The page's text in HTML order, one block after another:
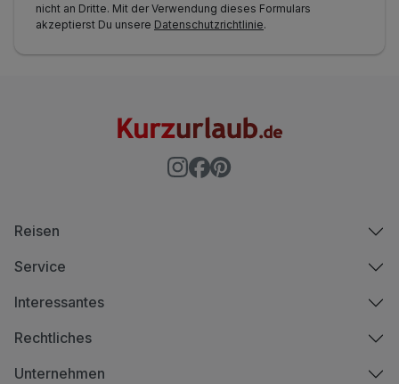
nicht an Dritte. Mit der Verwendung dieses Formulars
akzeptierst Du unsere Datenschutzrichtlinie.
Reisen
Service
Interessantes
Rechtliches
Unternehmen